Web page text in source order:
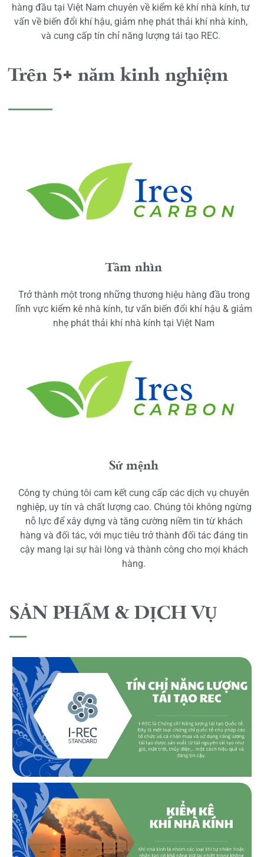
hàng đầu tại Việt Nam chuyên về kiểm kê khí nhà kính, tư
vấn về biến đổi khí hậu, giảm nhẹ phát thải khí nhà kính,
và cung cấp tín chỉ năng lượng tái tạo REC.
Trên 5+ năm kinh nghiệm
Tầm nhìn
Trở thành một trong những thương hiệu hàng đầu trong
lĩnh vực kiểm kê nhà kính, tư vấn biến đổi khí hậu & giảm
nhẹ phát thải khí nhà kính tại Việt Nam
Sứ mệnh
Công ty chúng tôi cam kết cung cấp các dịch vụ chuyên
nghiệp, uy tín và chất lượng cao. Chúng tôi không ngừng
nỗ lực để xây dựng và tăng cường niềm tin từ khách
hàng và đối tác, với mục tiêu trở thành đối tác đáng tin
cậy mang lại sự hài lòng và thành công cho mọi khách
hàng.
SẢN PHẨM & DỊCH VỤ